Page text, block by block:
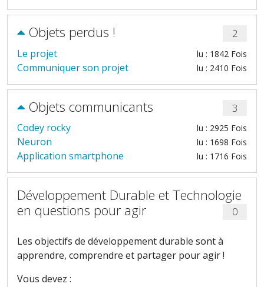
Objets perdus !
2
Le projet
lu : 1842 Fois
Communiquer son projet lu : 2410 Fois
Objets communicants
3
Codey rocky
lu : 2925 Fois
Neuron lu : 1698 Fois
Application smartphone lu : 1716 Fois
Développement Durable et Technologie
en questions pour agir
0
Les objectifs de développement durable sont à
apprendre, comprendre et partager pour agir !
Vous devez :